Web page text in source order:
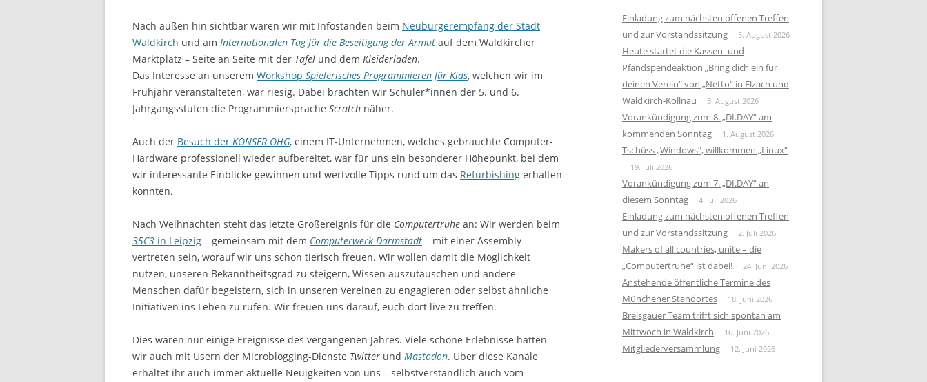
Nach außen hin sichtbar waren wir mit Infoständen beim Neubürgerempfang der Stadt
Waldkirch und am Internationalen Tag für die Beseitigung der Armut auf dem Waldkircher
Marktplatz – Seite an Seite mit der Tafel und dem Kleiderladen.
Das Interesse an unserem Workshop Spielerisches Programmieren für Kids, welchen wir im
Frühjahr veranstalteten, war riesig. Dabei brachten wir Schüler*innen der 5. und 6.
Jahrgangsstufen die Programmiersprache Scratch näher.
Auch der Besuch der KONSER OHG, einem IT-Unternehmen, welches gebrauchte Computer-
Hardware professionell wieder aufbereitet, war für uns ein besonderer Höhepunkt, bei dem
wir interessante Einblicke gewinnen und wertvolle Tipps rund um das Refurbishing erhalten
konnten.
Nach Weihnachten steht das letzte Großereignis für die Computertruhe an: Wir werden beim
35C3 in Leipzig – gemeinsam mit dem Computerwerk Darmstadt – mit einer Assembly
vertreten sein, worauf wir uns schon tierisch freuen. Wir wollen damit die Möglichkeit
nutzen, unseren Bekanntheitsgrad zu steigern, Wissen auszutauschen und andere
Menschen dafür begeistern, sich in unseren Vereinen zu engagieren oder selbst ähnliche
Initiativen ins Leben zu rufen. Wir freuen uns darauf, euch dort live zu treffen.
Dies waren nur einige Ereignisse des vergangenen Jahres. Viele schöne Erlebnisse hatten
wir auch mit Usern der Microblogging-Dienste Twitter und Mastodon. Über diese Kanäle
erhaltet ihr auch immer aktuelle Neuigkeiten von uns – selbstverständlich auch vom
Einladung zum nächsten offenen Treffen
und zur Vorstandssitzung
5. August 2026
Heute startet die Kassen- und
Pfandspendeaktion „Bring dich ein für
deinen Verein“ von „Netto“ in Elzach und
Waldkirch-Kollnau
3. August 2026
Vorankündigung zum 8. „DI.DAY“ am
kommenden Sonntag
1. August 2026
Tschüss „Windows“, willkommen „Linux“
19. Juli 2026
Vorankündigung zum 7. „DI.DAY“ an
diesem Sonntag
4. Juli 2026
Einladung zum nächsten offenen Treffen
und zur Vorstandssitzung
2. Juli 2026
Makers of all countries, unite – die
„Computertruhe“ ist dabei!
24. Juni 2026
Anstehende öffentliche Termine des
Münchener Standortes
18. Juni 2026
Breisgauer Team trifft sich spontan am
Mittwoch in Waldkirch
16. Juni 2026
Mitgliederversammlung 12. Juni 2026